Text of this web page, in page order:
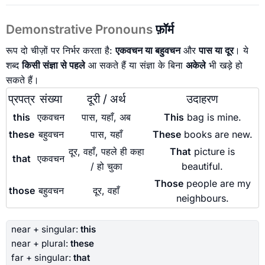
Demonstrative Pronounsफ़ॉर्म
रूप दो चीज़ों पर निर्भर करता है:एकवचन या बहुवचनऔरपास या दूर। ये
शब्दकिसी संज्ञा से पहलेआ सकते हैं या संज्ञा के बिना अकेलेभी खड़े हो
सकते हैं।
प्रपत्र संख्या दूरी / अर्थ उदाहरण
this एकवचन पास, यहाँ, अब This bag is mine.
these बहुवचन पास, यहाँ Thesebooks are new.
that एकवचन
दूर, वहाँ, पहले ही कहा
/ हो चुका
That picture is
beautiful.
those बहुवचन दूर, वहाँ
Thosepeople are my
neighbours.
near + singular: this
near + plural: these
far + singular: that